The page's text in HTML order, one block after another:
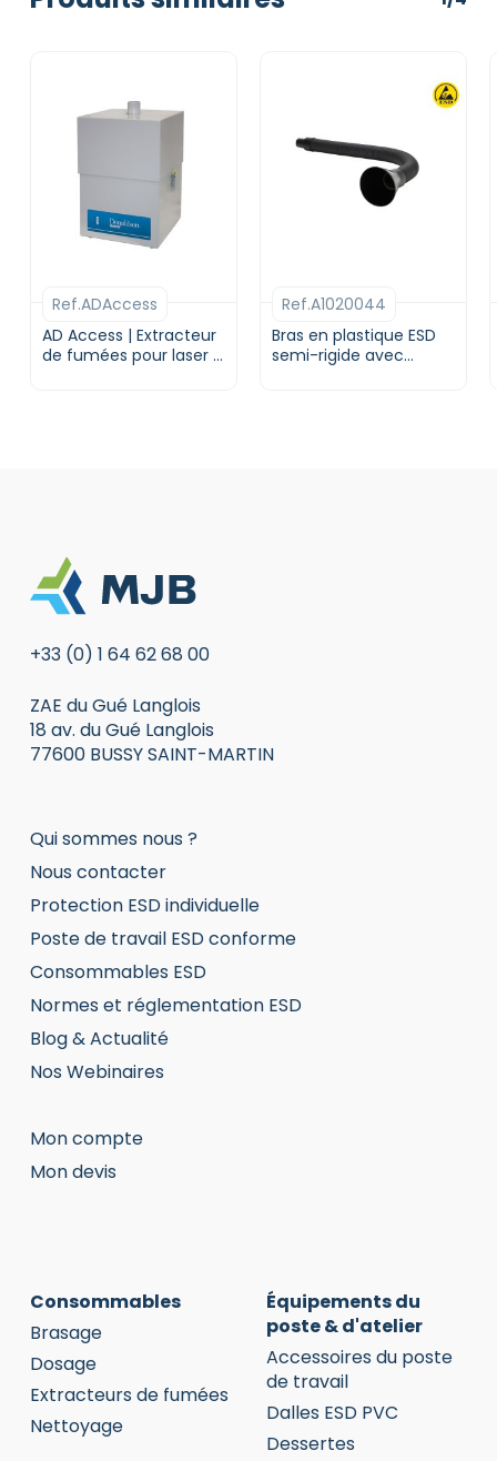
AD Access | Extracteur
de fumées pour laser |
Ref.ADAccess
Bras en plastique ESD
semi-rigide avec
Ref.A1020044
+33 (0) 1 64 62 68 00
ZAE du Gué Langlois
18 av. du Gué Langlois
77600 BUSSY SAINT-MARTIN
Qui sommes nous ?
Nous contacter
Protection ESD individuelle
Poste de travail ESD conforme
Consommables ESD
Normes et réglementation ESD
Blog & Actualité
Nos Webinaires
Mon compte
Mon devis
Consommables
Brasage
Dosage
Extracteurs de fumées
Nettoyage
Équipements du
poste & d'atelier
Accessoires du poste
de travail
Dalles ESD PVC
Dessertes